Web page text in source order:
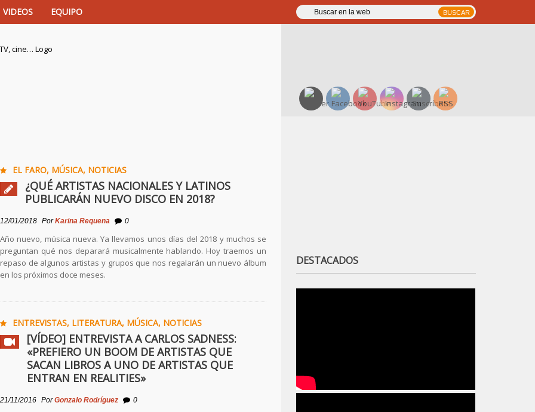
VIDEOS EQUIPO
EL FARO, MÚSICA, NOTICIAS
¿QUÉ ARTISTAS NACIONALES Y LATINOS
PUBLICARÁN NUEVO DISCO EN 2018?
12/01/2018 PorKarina Requena 0
Año nuevo, música nueva. Ya llevamos unos días del 2018 y muchos se
preguntan qué nos deparará musicalmente hablando. Hoy traemos un
repaso de algunos artistas y grupos que nos regalarán un nuevo álbum
en los próximos doce meses.
ENTREVISTAS, LITERATURA, MÚSICA, NOTICIAS
[VÍDEO] ENTREVISTA A CARLOS SADNESS:
«PREFIERO UN BOOM DE ARTISTAS QUE
SACAN LIBROS A UNO DE ARTISTAS QUE
ENTRAN EN REALITIES»
21/11/2016 PorGonzalo Rodríguez 0
DESTACADOS